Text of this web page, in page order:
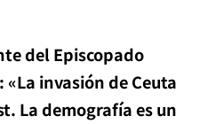
del Episcopado
«La invasión de Ceuta
La demografía es un